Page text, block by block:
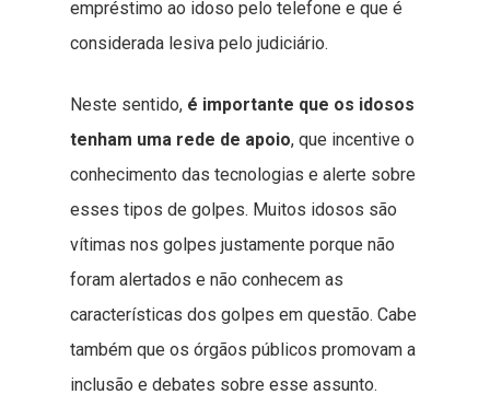
empréstimo ao idoso pelo telefone e que é
considerada lesiva pelo judiciário.
Neste sentido, é importante que os idosos
tenham uma rede de apoio, que incentive o
conhecimento das tecnologias e alerte sobre
esses tipos de golpes. Muitos idosos são
vítimas nos golpes justamente porque não
foram alertados e não conhecem as
características dos golpes em questão. Cabe
também que os órgãos públicos promovam a
inclusão e debates sobre esse assunto.